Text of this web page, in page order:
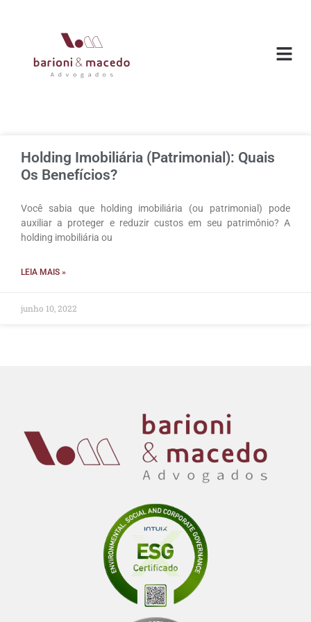
Holding Imobiliária (Patrimonial): Quais
Os Benefícios?
Você sabia que holding imobiliária (ou patrimonial) pode
auxiliar a proteger e reduzir custos em seu patrimônio? A
holding imobiliária ou
LEIA MAIS »
junho 10, 2022